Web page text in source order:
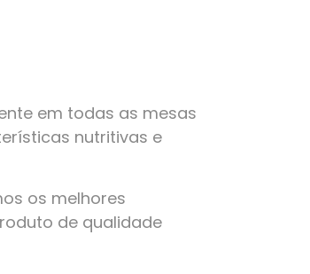
em todas as mesas
nutritivas e
os melhores
de qualidade